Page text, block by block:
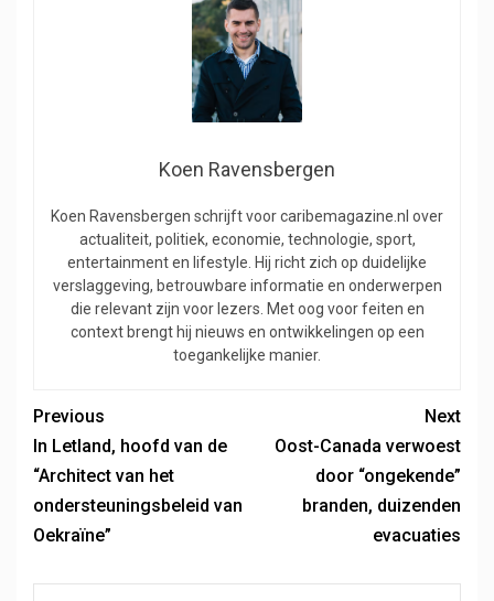
Koen Ravensbergen
Koen Ravensbergen schrijft voor caribemagazine.nl over
actualiteit, politiek, economie, technologie, sport,
entertainment en lifestyle. Hij richt zich op duidelijke
verslaggeving, betrouwbare informatie en onderwerpen
die relevant zijn voor lezers. Met oog voor feiten en
context brengt hij nieuws en ontwikkelingen op een
toegankelijke manier.
Previous
In Letland, hoofd van de
“Architect van het
ondersteuningsbeleid van
Oekraïne”
Next
Oost-Canada verwoest
door “ongekende”
branden, duizenden
evacuaties